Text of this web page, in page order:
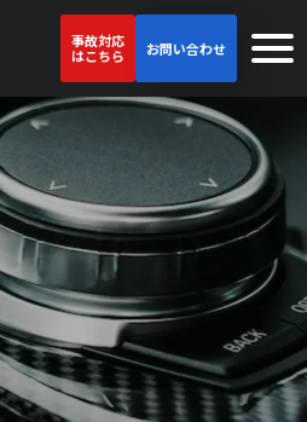
事故対応
はこちら
お問い合わせ